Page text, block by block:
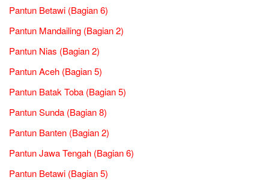
Pantun Betawi (Bagian 6)
Pantun Mandailing (Bagian 2)
Pantun Nias (Bagian 2)
Pantun Aceh (Bagian 5)
Pantun Batak Toba (Bagian 5)
Pantun Sunda (Bagian 8)
Pantun Banten (Bagian 2)
Pantun Jawa Tengah (Bagian 6)
Pantun Betawi (Bagian 5)